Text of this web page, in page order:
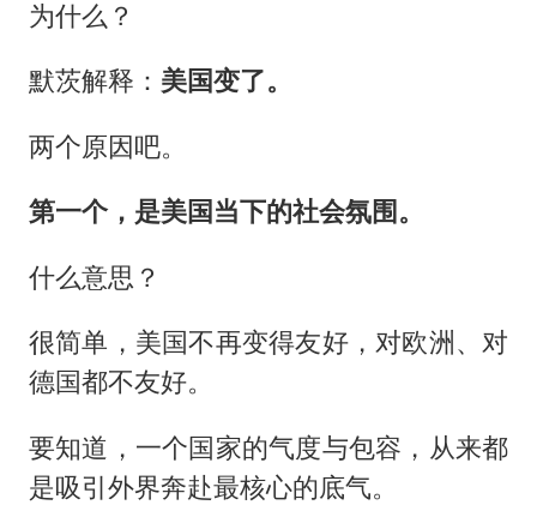
为什么？
默茨解释： 美国变了。
两个原因吧。
第一个，是美国当下的社会氛围。
什么意思？
很简单，美国不再变得友好，对欧洲、对
德国都不友好。
要知道，一个国家的气度与包容，从来都
是吸引外界奔赴最核心的底气。